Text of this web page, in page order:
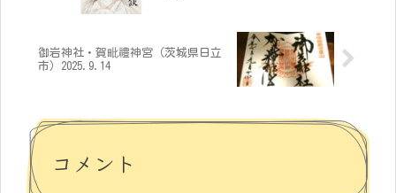
御岩神社・賀毗禮神宮（茨城県日立
市）2025.9.14
コメント